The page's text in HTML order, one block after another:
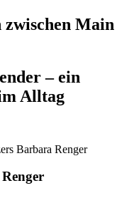
zwischen
– ein
Alltag